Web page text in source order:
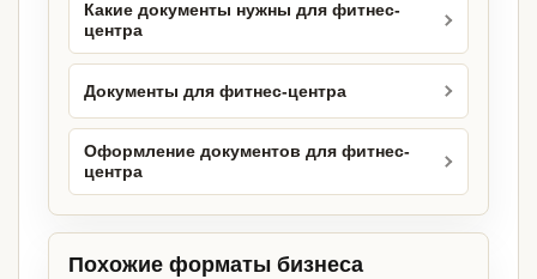
Какие документы нужны для фитнес-
центра
Документы для фитнес-центра
Оформление документов для фитнес-
центра
Похожие форматы бизнеса